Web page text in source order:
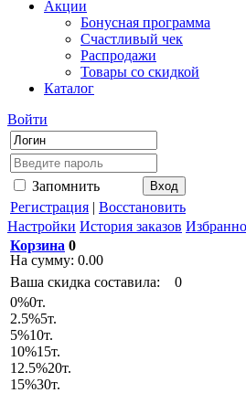
Акции
Бонусная программа
Счастливый чек
Распродажи
Товары со скидкой
Каталог
Войти
Запомнить
Регистрация | Восстановить
Настройки История заказов
Корзина 0
На сумму: 0.00
Ваша скидка составила:
0
0%0т.
2.5%5т.
5%10т.
10%15т.
12.5%20т.
15%30т.